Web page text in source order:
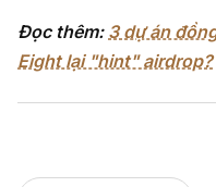
Đọc thêm: 3 dự án
Eight lại "hint" airdrop?